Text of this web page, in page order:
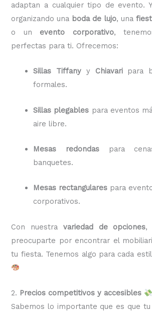
adaptan a cualquier tipo de evento.
organizando una boda de lujo, una
o un evento corporativo,
perfectas para ti. Ofrecemos:
Sillas Tiffanyy Chiavaripara
formales.
Sillas plegables para eventos
aire libre.
Mesas redondaspara
banquetes.
Mesas rectangulares para
corporativos.
Con nuestra variedad de opciones,
preocuparte por encontrar el
tu fiesta. Tenemos algo para cada
2. Precios competitivos y accesibles
Sabemos lo importante que es que